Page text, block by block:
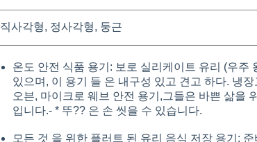
직사각형, 정사각형, 둥근
온도 안전 식품 용기: 보로 실리케이트 유리 (우주
있으며, 이 용기 들 은 내구성 있고 견고 하다. 냉
오븐, 마이크로 웨브 안전 용기,그들은 바쁜 삶을
입니다.- * 뚜?? 은 손 씻을 수 있습니다.
모든 것 을 위한 플러트 된 유리 음식 저장 용기: